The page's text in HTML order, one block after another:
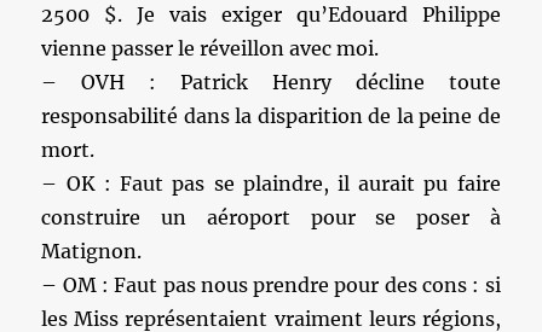
2500 $. Je vais exiger qu’Edouard Philippe
vienne passer le réveillon avec moi.
– OVH : Patrick Henry décline toute
responsabilité dans la disparition de la peine de
mort.
– OK : Faut pas se plaindre, il aurait pu faire
construire un aéroport pour se poser à
Matignon.
– OM : Faut pas nous prendre pour des cons : si
les Miss représentaient vraiment leurs régions,